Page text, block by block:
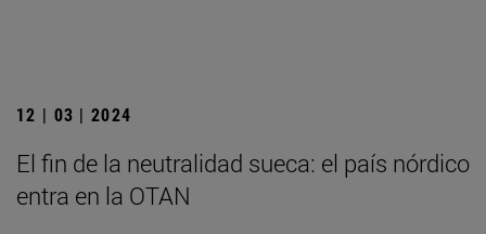
12 | 03 | 2024
El fin de la neutralidad sueca: el país nórdico
entra en la OTAN